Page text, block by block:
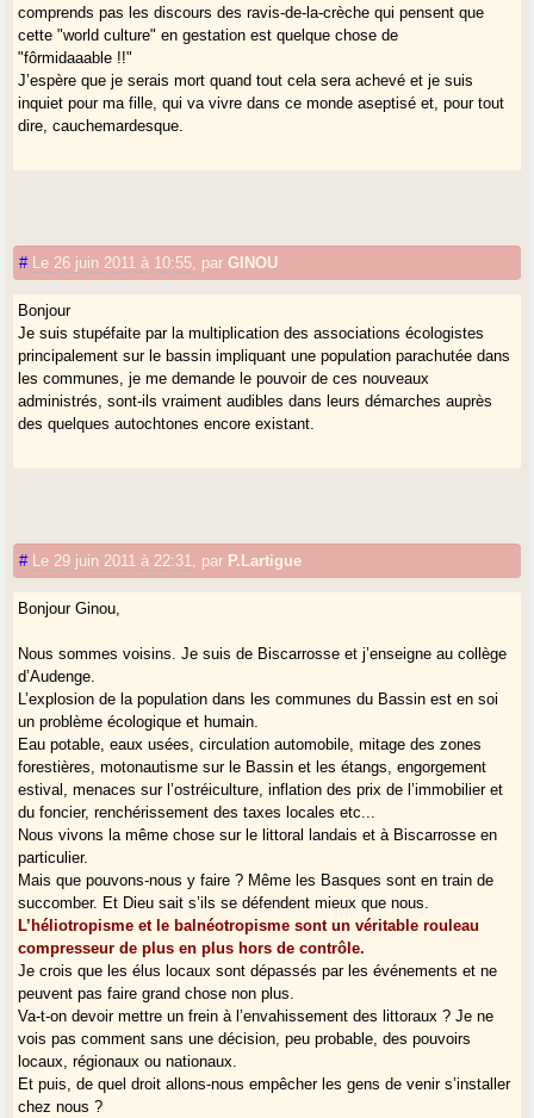
comprends pas les discours des ravis-de-la-crèche qui pensent que
cette "world culture" en gestation est quelque chose de
"fôrmidaaable !!"
J’espère que je serais mort quand tout cela sera achevé et je suis
inquiet pour ma fille, qui va vivre dans ce monde aseptisé et, pour tout
dire, cauchemardesque.
# Le 26 juin 2011 à 10:55 parGINOU
Bonjour
Je suis stupéfaite par la multiplication des associations écologistes
principalement sur le bassin impliquant une population parachutée dans
les communes, je me demande le pouvoir de ces nouveaux
administrés, sont-ils vraiment audibles dans leurs démarches auprès
des quelques autochtones encore existant.
# Le 29 juin 2011 à 22:31 par P.Lartigue
Bonjour Ginou,
Nous sommes voisins. Je suis de Biscarrosse et j’enseigne au collège
d’Audenge.
L’explosion de la population dans les communes du Bassin est en soi
un problème écologique et humain.
Eau potable, eaux usées, circulation automobile, mitage des zones
forestières, motonautisme sur le Bassin et les étangs, engorgement
estival, menaces sur l’ostréiculture, inflation des prix de l’immobilier et
du foncier, renchérissement des taxes locales etc...
Nous vivons la même chose sur le littoral landais et à Biscarrosse en
particulier.
Mais que pouvons-nous y faire ? Même les Basques sont en train de
succomber. Et Dieu sait s’ils se défendent mieux que nous.
L’héliotropisme et le balnéotropisme sont un véritable rouleau
compresseur de plus en plus hors de contrôle.
Je crois que les élus locaux sont dépassés par les événements et ne
peuvent pas faire grand chose non plus.
Va-t-on devoir mettre un frein à l’envahissement des littoraux ? Je ne
vois pas comment sans une décision, peu probable, des pouvoirs
locaux, régionaux ou nationaux.
Et puis, de quel droit allons-nous empêcher les gens de venir s’installer
chez nous ?